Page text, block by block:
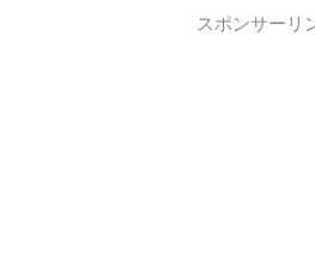
スポンサーリ